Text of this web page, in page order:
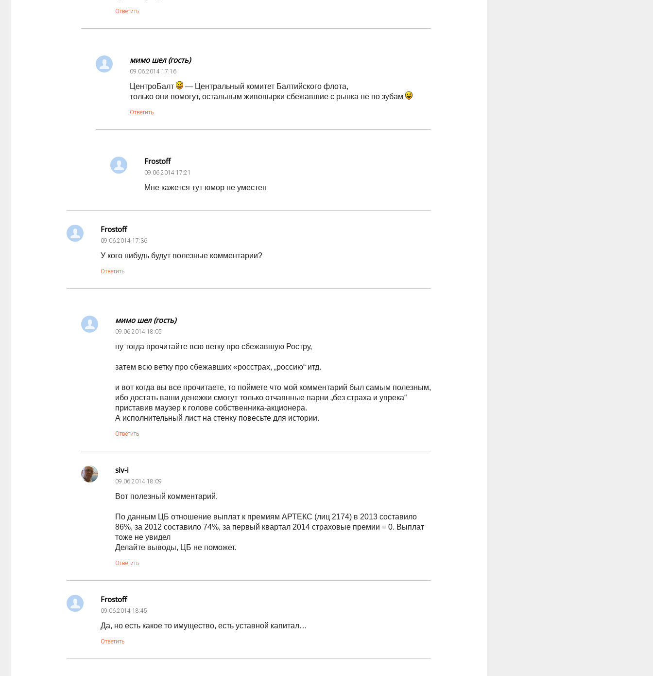
Ответить
мимо шел (гость)
09.06.2014 17:16
ЦентроБалт
— Центральный комитет Балтийского флота,
только они помогут, остальным живопырки сбежавшие с рынка не по зубам
Ответить
Frostoff
09.06.2014 17:21
Мне кажется тут юмор не уместен
Frostoff
09.06.2014 17:36
У кого нибудь будут полезные комментарии?
Ответить
мимо шел (гость)
09.06.2014 18:05
ну тогда прочитайте всю ветку про сбежавшую Ростру,
затем всю ветку про сбежавших «росстрах, „россию“ итд.
и вот когда вы все прочитаете, то поймете что мой комментарий был самым полезным,
ибо достать ваши денежки смогут только отчаянные парни „без страха и упрека“
приставив маузер к голове собственника-акционера.
А исполнительный лист на стенку повесьте для истории.
Ответить
siv-i
09.06.2014 18:09
Вот полезный комментарий.
По данным ЦБ отношение выплат к премиям АРТЕКС (лиц 2174) в 2013 составило
86%, за 2012 составило 74%, за первый квартал 2014 страховые премии = 0. Выплат
тоже не увидел
Делайте выводы, ЦБ не поможет.
Ответить
Frostoff
09.06.2014 18:45
Да, но есть какое то имущество, есть уставной капитал…
Ответить